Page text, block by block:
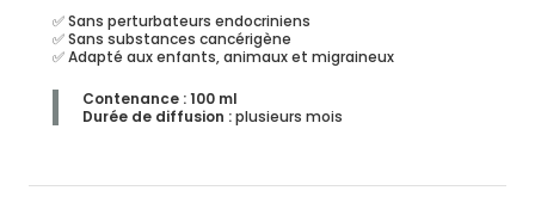
✅ Sans perturbateurs endocriniens
✅ Sans substances cancérigène
✅ Adapté aux enfants, animaux et migraineux
Contenance : 100 ml
Durée de diffusion :plusieurs mois